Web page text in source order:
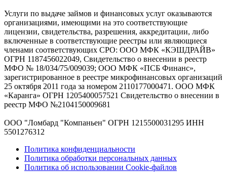
Услуги по выдаче займов и финансовых услуг оказываются
организациями, имеющими на это соответствующие
лицензии, свидетельства, разрешения, аккредитации, либо
включенные в соответствующие реестры или являющиеся
членами соответствующих СРО: ООО МФК «КЭШДРАЙВ»
ОГРН 1187456022049, Свидетельство о внесении в реестр
МФО № 18/034/75/009039; ООО МФК «ПСБ Финанс»,
зарегистрированное в реестре микрофинансовых организаций
25 октября 2011 года за номером 2110177000471. ООО МФК
«Каранга» ОГРН 1205400057521 Свидетельство о внесении в
реестр МФО №2104150009681
ООО "Ломбард "Компаньен" ОГРН 1215500031295 ИНН
5501276312
Политика конфиденциальности
Политика обработки персональных данных
Политика об использовании Cookie-файлов